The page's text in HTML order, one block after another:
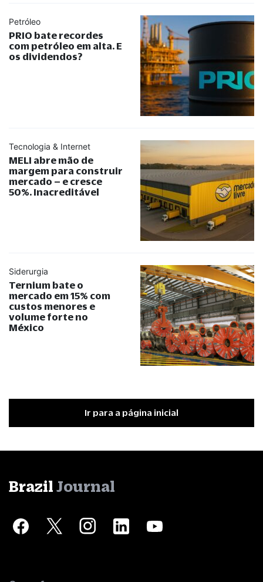
Petróleo
PRIO bate recordes
com petróleo em alta. E
os dividendos?
Tecnologia & Internet
MELI abre mão de
margem para construir
mercado – e cresce
50%. Inacreditável
Siderurgia
Ternium bate o
mercado em 15% com
custos menores e
volume forte no
México
Ir para a página inicial
Brazil Journal